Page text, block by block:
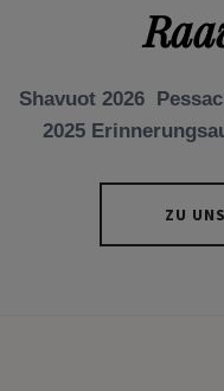
Shavuot 2026
2025
ZU